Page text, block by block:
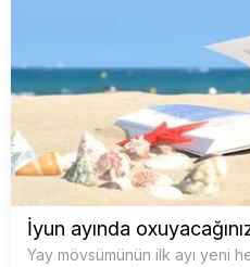
İyun ayında
Yay mövsümünün ilk ayı yeni